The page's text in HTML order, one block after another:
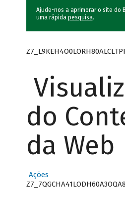
Ajude-nos a aprimorar o site do
uma rápida pesquisa.
do
da Web
Ações